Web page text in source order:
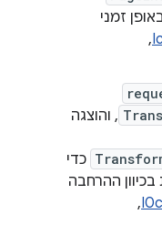
זמני
, והוצגה
כדי
ההרחבה
, ‏